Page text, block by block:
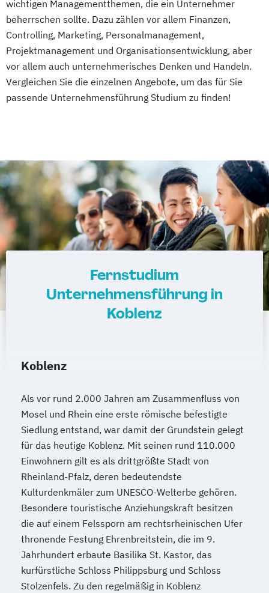
wichtigen Managementthemen, die ein Unternehmer
beherrschen sollte. Dazu zählen vor allem Finanzen,
Controlling, Marketing, Personalmanagement,
Projektmanagement und Organisationsentwicklung, aber
vor allem auch unternehmerisches Denken und Handeln.
Vergleichen Sie die einzelnen Angebote, um das für Sie
passende Unternehmensführung Studium zu finden!
Fernstudium
Unternehmensführung in
Koblenz
Koblenz
Als vor rund 2.000 Jahren am Zusammenfluss von
Mosel und Rhein eine erste römische befestigte
Siedlung entstand, war damit der Grundstein gelegt
für das heutige Koblenz. Mit seinen rund 110.000
Einwohnern gilt es als drittgrößte Stadt von
Rheinland-Pfalz, deren bedeutendste
Kulturdenkmäler zum UNESCO-Welterbe gehören.
Besondere touristische Anziehungskraft besitzen
die auf einem Felssporn am rechtsrheinischen Ufer
thronende Festung Ehrenbreitstein, die im 9.
Jahrhundert erbaute Basilika St. Kastor, das
kurfürstliche Schloss Philippsburg und Schloss
Stolzenfels. Zu den regelmäßig in Koblenz